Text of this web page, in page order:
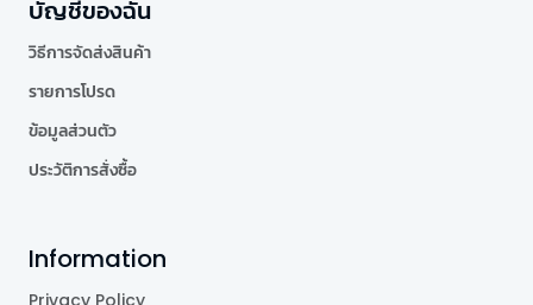
บัญชีของฉัน
วิธีการจัดส่งสินค้า
รายการโปรด
ข้อมูลส่วนตัว
ประวัติการสั่งซื้อ
Information